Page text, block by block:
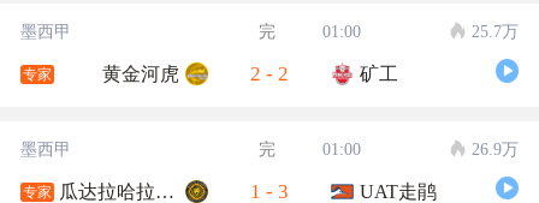
墨西甲 完 01:00 25.7万
专家 黄金河虎 2 - 2 矿工
墨西甲 完 01:00 26.9万
专家 瓜达拉哈拉大学 1 - 3 UAT走鹃